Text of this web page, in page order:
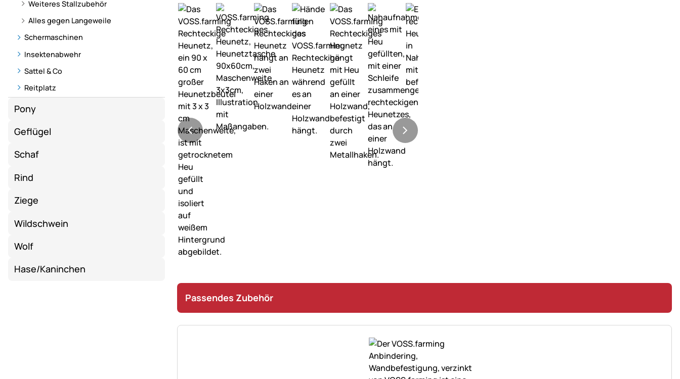
Weiteres Stallzubehör
Alles gegen Langeweile
Schermaschinen
Insektenabwehr
Sattel & Co
Reitplatz
Pony
Geflügel
Schaf
Rind
Ziege
Wildschwein
Wolf
Hase/Kaninchen
Passendes Zubehör